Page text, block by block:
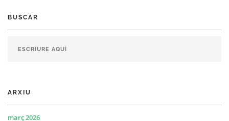
BUSCAR
ARXIU
març 2026